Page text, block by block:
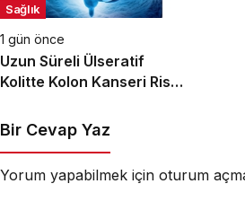
Sağlık
1 gün önce
Uzun Süreli Ülseratif
Kolitte Kolon Kanseri Riski
Bir Cevap Yaz
Yorum yapabilmek için oturum